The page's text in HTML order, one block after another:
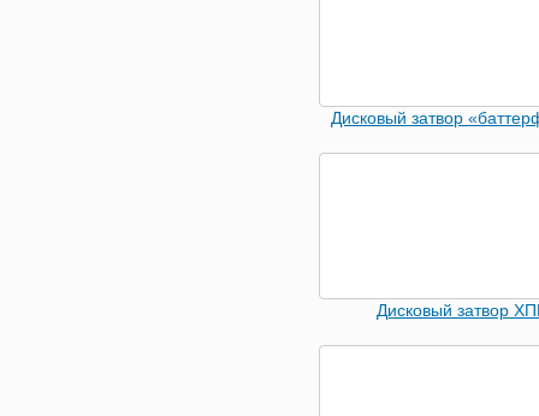
Дисковый затвор
Дисковый затвор